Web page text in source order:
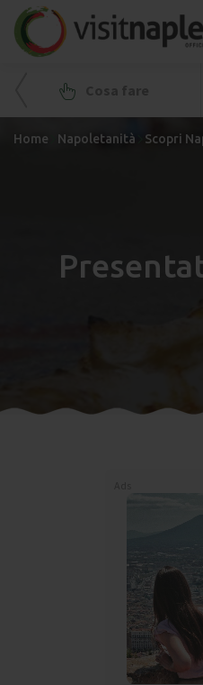
Home Napoletanità Scopri